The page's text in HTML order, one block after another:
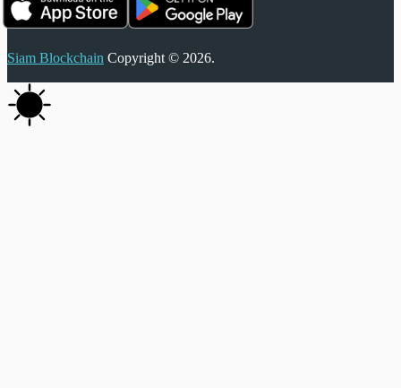
Siam Blockchain Copyright © 2026.